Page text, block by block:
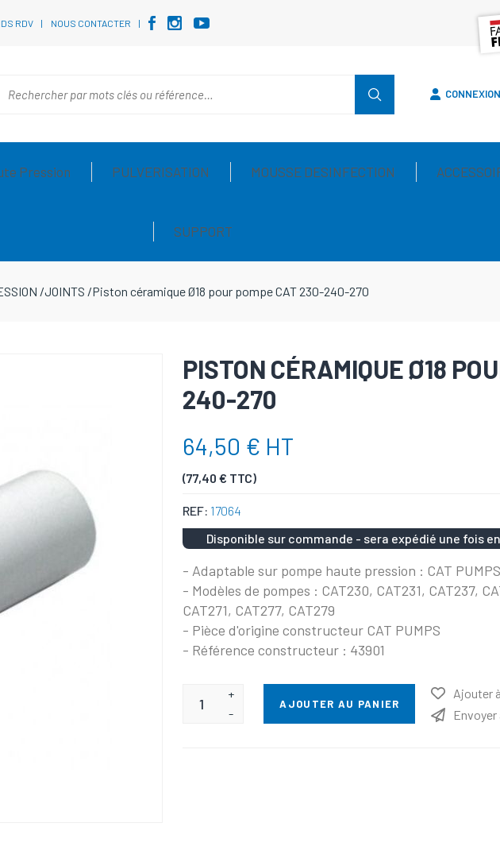
RDV NOUS CONTACTER
CONNEXION
Pression PULVERISATION MOUSSE DESINFECTION
SUPPORT
/JOINTS /Piston céramique Ø18 pour pompe CAT 230-240-270
PISTON CÉRAMIQUE Ø18
240-270
64,50 € HT
(77,40 € TTC)
REF: 17064
Disponible sur commande - sera expédié une fois
- Adaptable sur pompe haute pression : CAT PUMPS
- Modèles de pompes : CAT230, CAT231, CAT237,
CAT271, CAT277, CAT279
- Pièce d'origine constructeur CAT PUMPS
- Référence constructeur : 43901
+
-
AJOUTER AU PANIER
Ajouter
Envoyer